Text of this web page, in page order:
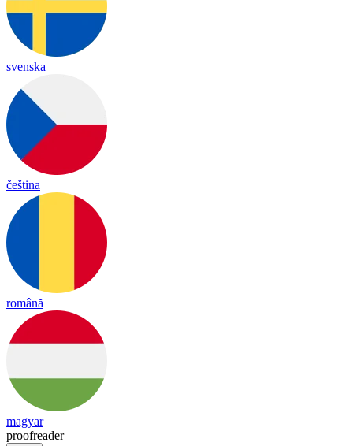
svenska
čeština
română
magyar
proofreader